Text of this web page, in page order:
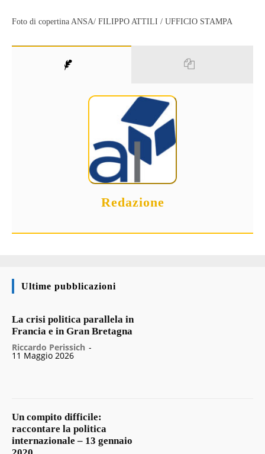
Foto di copertina ANSA/ FILIPPO ATTILI / UFFICIO STAMPA
Redazione
Ultime pubblicazioni
La crisi politica parallela in
Francia e in Gran Bretagna
Riccardo Perissich -
11 Maggio 2026
Un compito difficile:
raccontare la politica
internazionale – 13 gennaio